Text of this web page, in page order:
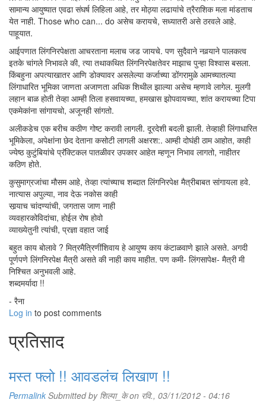
सामान्य आयुष्यात एवढा संघर्ष लिहिला आहे, तर मोठ्या लढायांचे त्रैराशिक मला मांडताच
येत नाही. Those who can... do असेच करायचे, सध्यातरी असे ठरवले आहे.
पाहूयात.
आईपणात लिंगनिरपेक्षता आचरताना मलाच जड जायचे. पण सुदैवाने नवर्‍याने पालकत्व
इतके चांगले निभावले की, त्या तथाकथित लिंगनिरपेक्षतेवर माझाच पुन्हा विश्वास बसला.
किंबहुना अपत्याखातर आणि डोक्यावर असलेल्या कर्जाच्या डोंगरामुळे आमच्यातल्या
लिंगाधारित भूमिका जाणता अजाणता अधिक शिथील झाल्या असेच म्हणावे लागेल. मुलगी
लहान बाळ होती तेव्हा आम्ही तिला हसवायच्या, हमखास झोपवायच्या, शांत करायच्या टिपा
एकमेकांना सांगायचो, अजूनही सांगतो.
अलीकडेच एक बरीच कठीण गोष्ट करावी लागली. दूरदेशी बदली झाली. तेव्हाही लिंगाधारित
भूमिकेला, अपेक्षांना छेद देताना कसोटी लागली अक्षरश:. आम्ही दोघंही ठाम आहोत, काही
ज्येष्ठ कुटुंबियांचे प्रॅक्टिकल पातळीवर उपकार आहेत म्हणून निभाव लागतो, नाहीतर
कठिण होते.
कुसुमाग्रजांचा मौसम आहे, तेव्हा त्यांच्याच शब्दात लिंगनिरपेक्ष मैत्रीबाबत सांगायला हवे.
नात्यास अपुल्या, नाव देऊ नकोस काही
सार्‍याच चांदण्यांची, जगतास जाण नाही
व्यवहारकोविदांचा, होईल रोष होवो
व्याख्येतुनी त्यांची, प्रज्ञा वहात जाई
बहुत काय बोलावे ? मित्रमैत्रिणींशिवाय हे आयुष्य काय कंटाळवाणे झाले असते. अगदी
पूर्णपणे लिंगनिरपेक्ष मैत्री असते की नाही काय माहीत. पण कमी- लिंगसापेक्ष- मैत्री मी
निश्चित अनुभवली आहे.
शब्दमर्यादा !!
- रैना
Log in to post comments
प्रतिसाद
मस्त फ्लो !! आवडलंच लिखाण !!
Permalink Submitted by शिल्पा_केon रवि., 03/11/2012 - 04:16